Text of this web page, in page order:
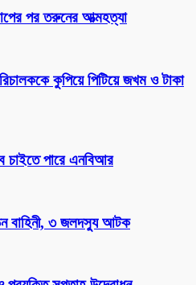
পর তরুনের আত্মহত্যা
কুপিয়ে পিটিয়ে জখম ও টাকা
পারে এনবিআর
বাহিনী, ৩ জলদস্যু আটক